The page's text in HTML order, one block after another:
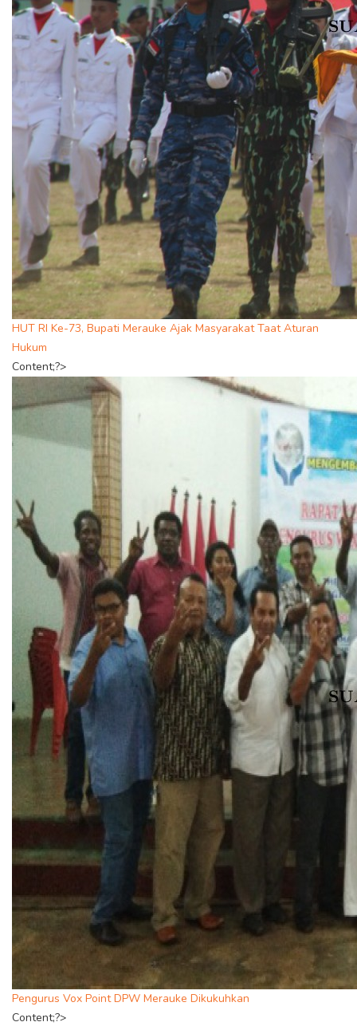
HUT RI Ke-73, Bupati Merauke Ajak Masyarakat Taat Aturan
Hukum
Content;?>
Pengurus Vox Point DPW Merauke Dikukuhkan
Content;?>